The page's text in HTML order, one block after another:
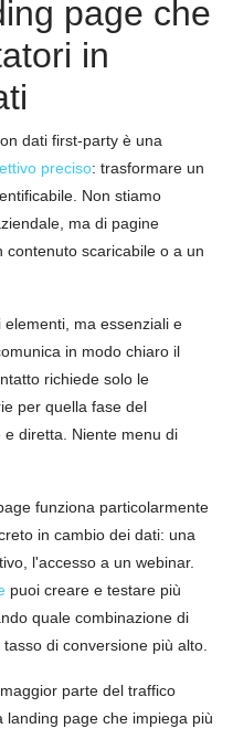
page che
in
dati first-party è una
preciso: trasformare un
Non stiamo
ma di pagine
scaricabile o a un
ma essenziali e
in modo chiaro il
richiede solo le
per quella fase del
diretta. Niente menu di
funziona particolarmente
in cambio dei dati: una
l'accesso a un webinar.
puoi creare e testare più
quale combinazione di
di conversione più alto.
parte del traffico
page che impiega più